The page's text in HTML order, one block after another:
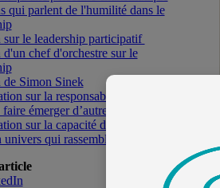
qui parlent de l'humilité dans le
sur le leadership participatif
chef d'orchestre sur le
de Simon Sinek
sur la responsabilité du
émerger d’autres leaders
sur la capacité du leader à
qui rassemble